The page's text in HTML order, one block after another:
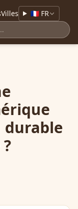
Villes 🇫🇷 FR